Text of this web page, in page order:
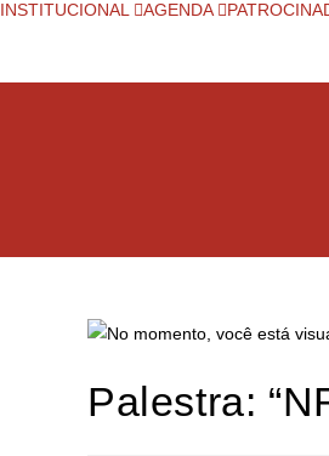
INSTITUCIONAL AGENDA
Palestra: